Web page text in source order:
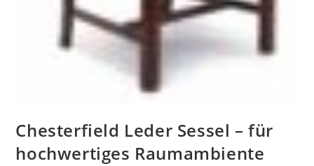
Chesterfield Leder Sessel – für
hochwertiges Raumambiente